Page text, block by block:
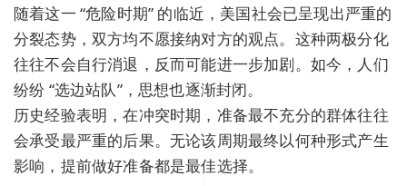
随着这一 “危险时期” 的临近，美国社会已呈现出严重的
分裂态势，双方均不愿接纳对方的观点。这种两极分化
往往不会自行消退，反而可能进一步加剧。如今，人们
纷纷 “选边站队”，思想也逐渐封闭。
历史经验表明，在冲突时期，准备最不充分的群体往往
会承受最严重的后果。无论该周期最终以何种形式产生
影响，提前做好准备都是最佳选择。